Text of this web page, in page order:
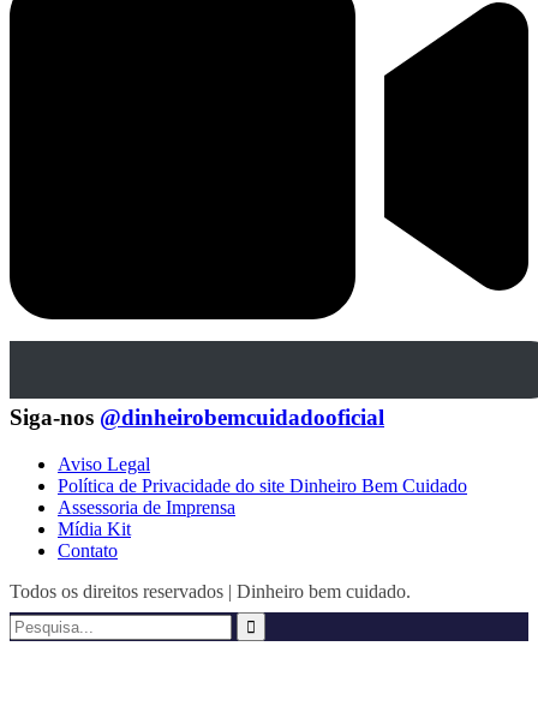
Siga-nos @dinheirobemcuidadooficial
Aviso Legal
Política de Privacidade do site Dinheiro Bem Cuidado
Assessoria de Imprensa
Mídia Kit
Contato
Todos os direitos reservados | Dinheiro bem cuidado.